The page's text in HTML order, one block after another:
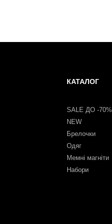
КАТАЛОГ
SALE ДО -70%
NEW
Брелочки
Одяг
Мемні магніти
Набори